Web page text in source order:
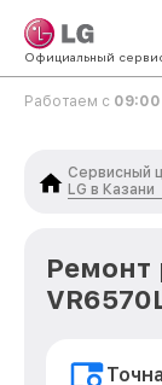
Официальный
Работаем с 09:00
Сервисный
LG в Казани
Ремонт